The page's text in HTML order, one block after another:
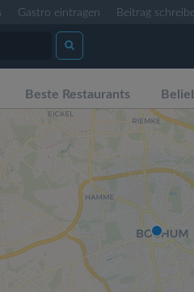
Gastro eintragen Beitrag
Beste Restaurants